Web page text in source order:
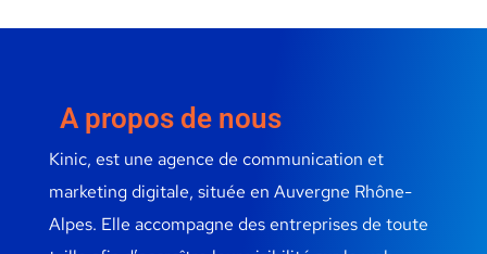
A propos de nous
Kinic, est une agence de communication et
marketing digitale, située en Auvergne Rhône-
Alpes. Elle accompagne des entreprises de toute